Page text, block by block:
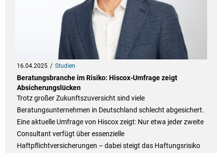
16.04.2025 Studien
Beratungsbranche im Risiko: Hiscox-Umfrage zeigt
Absicherungslücken
Trotz großer Zukunftszuversicht sind viele
Beratungsunternehmen in Deutschland schlecht abgesichert.
Eine aktuelle Umfrage von Hiscox zeigt: Nur etwa jeder zweite
Consultant verfügt über essenzielle
Haftpflichtversicherungen – dabei steigt das Haftungsrisiko